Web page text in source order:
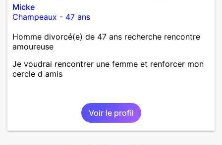
Micke
Champeaux - 47 ans
Homme divorcé(e) de 47 ans recherche rencontre
amoureuse
Je voudrai rencontrer une femme et renforcer mon
cercle d amis
Voir le profil